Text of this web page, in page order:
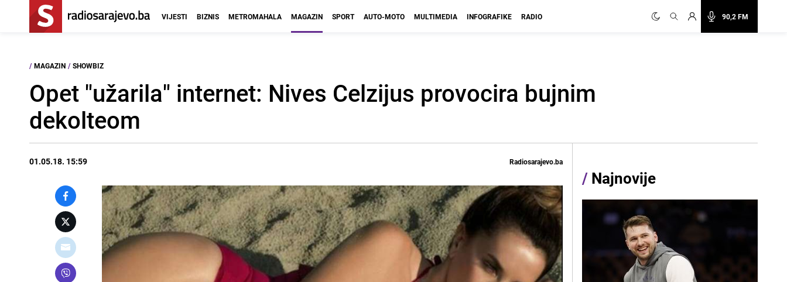
90,2 FM
VIJESTI BIZNIS METROMAHALA MAGAZIN SPORT AUTO-MOTO MULTIMEDIA INFOGRAFIKE RADIO
/ MAGAZIN / SHOWBIZ
Opet "užarila" internet: Nives Celzijus provocira bujnim
dekolteom
01.05.18. 15:59 Radiosarajevo.ba
/ Najnovije